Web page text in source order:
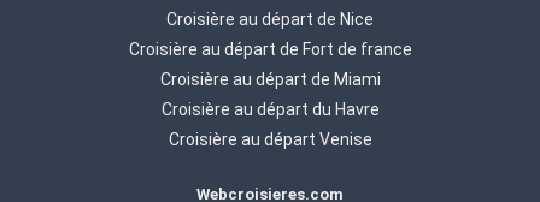
Croisière au départ de Nice
Croisière au départ de Fort de france
Croisière au départ de Miami
Croisière au départ du Havre
Croisière au départ Venise
Webcroisieres.com